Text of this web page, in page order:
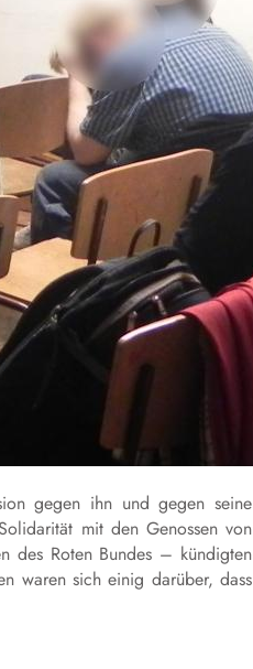
gegen ihn und gegen seine
mit den Genossen von
des Roten Bundes – kündigten
waren sich einig darüber, dass